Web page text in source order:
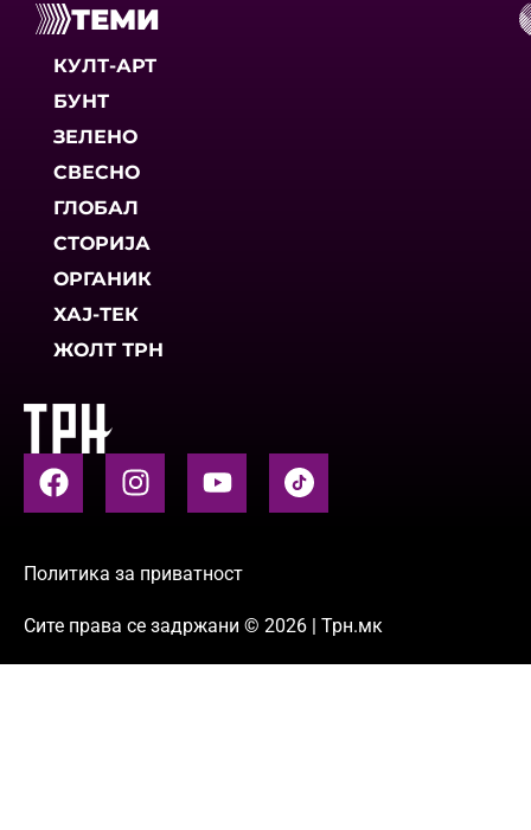
ТЕМИ
КУЛТ-АРТ
БУНТ
ЗЕЛЕНО
СВЕСНО
ГЛОБАЛ
СТОРИЈА
ОРГАНИК
ХАЈ-ТЕК
ЖОЛТ ТРН
Политика за приватност
Сите права се задржани © 2026 | Трн.мк